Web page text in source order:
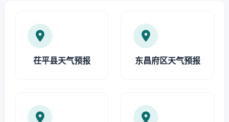
茌平县天气预报 东昌府区天气预报